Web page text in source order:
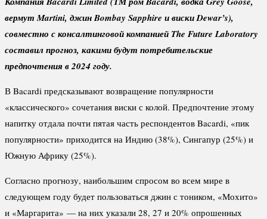
вермут Martini, джин Bombay Sapphire и виски Dewar’s),
совместно с консалтинговой компанией The Future Laboratory
составил прогноз, какими будут потребительские
предпочтения в 2024 году.
В Bacardi предсказывают возвращение популярности
«классического» сочетания виски с колой. Предпочтение этому
напитку отдала почти пятая часть респондентов Bacardi, «пик
популярности» приходится на Индию (38%), Сингапур (25%) и
Южную Африку (25%).
Согласно прогнозу, наибольшим спросом во всем мире в
следующем году будет пользоваться джин с тоником, «Мохито»
и «Маргарита» — на них указали 28, 27 и 20% опрошенных